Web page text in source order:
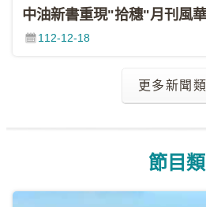
112-12-18
更多新聞類
節目類